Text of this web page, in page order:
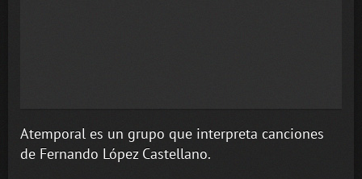
Atemporal es un grupo que interpreta canciones
de Fernando López Castellano.